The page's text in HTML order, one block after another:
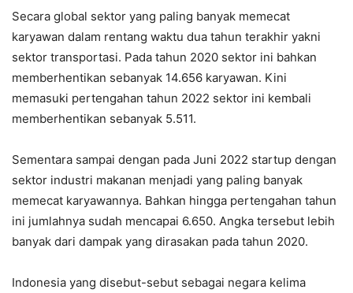
Secara global sektor yang paling banyak memecat
karyawan dalam rentang waktu dua tahun terakhir yakni
sektor transportasi. Pada tahun 2020 sektor ini bahkan
memberhentikan sebanyak 14.656 karyawan. Kini
memasuki pertengahan tahun 2022 sektor ini kembali
memberhentikan sebanyak 5.511.
Sementara sampai dengan pada Juni 2022 startup dengan
sektor industri makanan menjadi yang paling banyak
memecat karyawannya. Bahkan hingga pertengahan tahun
ini jumlahnya sudah mencapai 6.650. Angka tersebut lebih
banyak dari dampak yang dirasakan pada tahun 2020.
Indonesia yang disebut-sebut sebagai negara kelima